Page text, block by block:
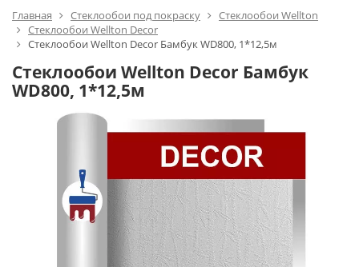
Главная Стеклообои под покраску
Стеклообои Wellton
Стеклообои Wellton Decor
Стеклообои Wellton Decor Бамбук WD800, 1*12,5м
Стеклообои Wellton Decor Бамбук
WD800, 1*12,5м